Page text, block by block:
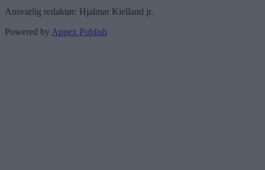
Ansvarlig redaktør: Hjalmar Kielland jr.
Powered by Appex Publish